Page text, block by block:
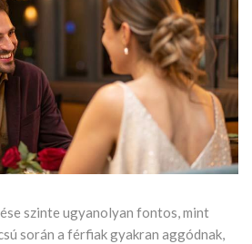
szinte ugyanolyan fontos, mint
során a férfiak gyakran aggódnak,